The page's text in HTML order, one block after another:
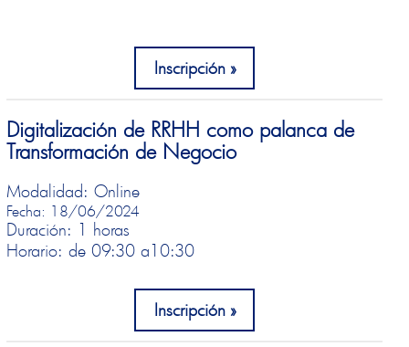
Inscripción
Digitalización de RRHH como palanca de
Transformación de Negocio
Modalidad: Online
Fecha: 18/06/2024
Duración: 1 horas
Horario: de 09:30 a10:30
Inscripción